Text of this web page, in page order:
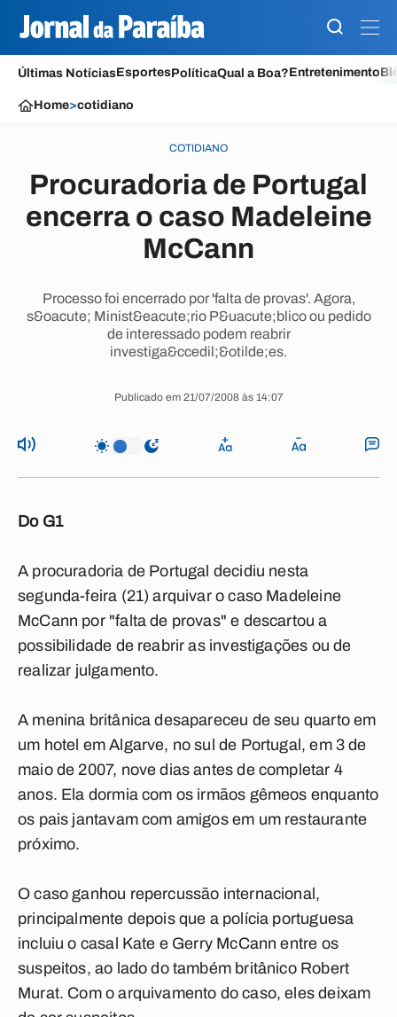
Últimas NotíciasEsportesPolíticaQual a Boa?Entretenimento
Home>cotidiano
COTIDIANO
Procuradoria de Portugal
encerra o caso Madeleine
McCann
Processo foi encerrado por 'falta de provas'. Agora,
s&oacute; Minist&eacute;rio P&uacute;blico ou pedido
de interessado podem reabrir
investiga&ccedil;&otilde;es.
Publicado em 21/07/2008 às 14:07
Do G1
A procuradoria de Portugal decidiu nesta
segunda-feira (21) arquivar o caso Madeleine
McCann por "falta de provas" e descartou a
possibilidade de reabrir as investigações ou de
realizar julgamento.
A menina britânica desapareceu de seu quarto em
um hotel em Algarve, no sul de Portugal, em 3 de
maio de 2007, nove dias antes de completar 4
anos. Ela dormia com os irmãos gêmeos enquanto
os pais jantavam com amigos em um restaurante
próximo.
O caso ganhou repercussão internacional,
principalmente depois que a polícia portuguesa
incluiu o casal Kate e Gerry McCann entre os
suspeitos, ao lado do também britânico Robert
Murat. Com o arquivamento do caso, eles deixam